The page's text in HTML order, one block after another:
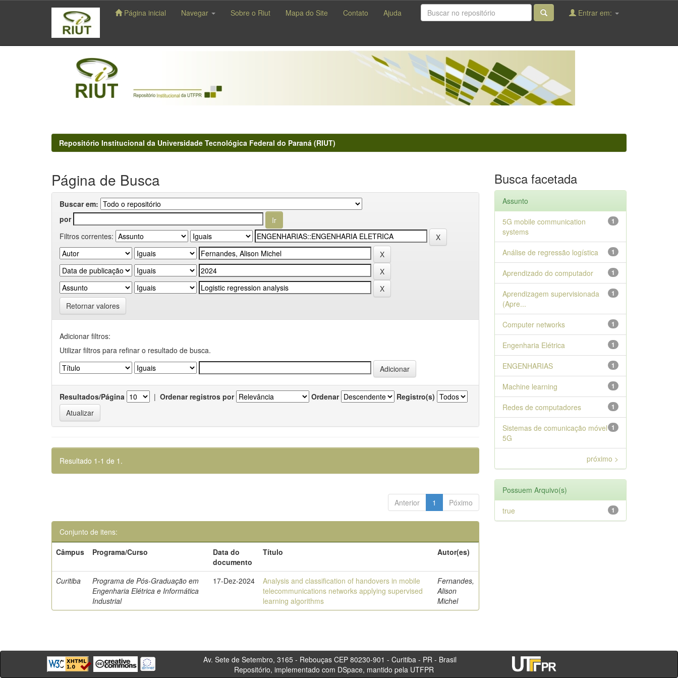
navigation
Página inicial Navegar Sobre o Riut Mapa do Site Contato Ajuda Entrar em:
Repositório Institucional da Universidade Tecnológica Federal do Paraná (RIUT)
Página de Busca
Buscar em:
por
Filtros correntes:
Retornar valores
Adicionar filtros:
Utilizar filtros para refinar o resultado de busca.
Resultados/Página | Ordenar registros por Ordenar Registro(s)
Resultado 1-1 de 1.
Anterior 1 Póximo
Conjunto de itens:
Câmpus
Programa/Curso
Data do
documento
Título Autor(es)
Curitiba
Programa de Pós-Graduação em
Engenharia Elétrica e Informática
Industrial
17-Dez-2024
Analysis and classification of handovers in mobile
telecommunications networks applying supervised
learning algorithms
Fernandes,
Alison
Michel
Busca facetada
Assunto
1
5G mobile communication
systems
1
Análise de regressão logística
1
Aprendizado do computador
1
Aprendizagem supervisionada
(Apre...
1
Computer networks
1
Engenharia Elétrica
1
ENGENHARIAS
1
Machine learning
1
Redes de computadores
1
Sistemas de comunicação móvel
5G
próximo >
Possuem Arquivo(s)
1
true
Av. Sete de Setembro, 3165 - Rebouças CEP 80230-901 - Curitiba - PR - Brasil
Repositório, implementado com DSpace, mantido pela UTFPR